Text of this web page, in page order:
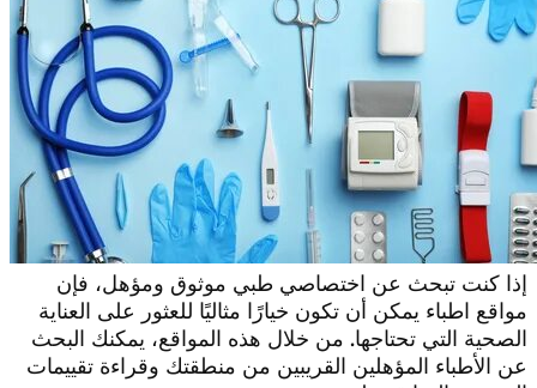
إذا كنت تبحث عن اختصاصي طبي موثوق ومؤهل، فإن
مواقع اطباء يمكن أن تكون خيارًا مثاليًا للعثور على العناية
الصحية التي تحتاجها. من خلال هذه المواقع، يمكنك البحث
عن الأطباء المؤهلين القريبين من منطقتك وقراءة تقييمات